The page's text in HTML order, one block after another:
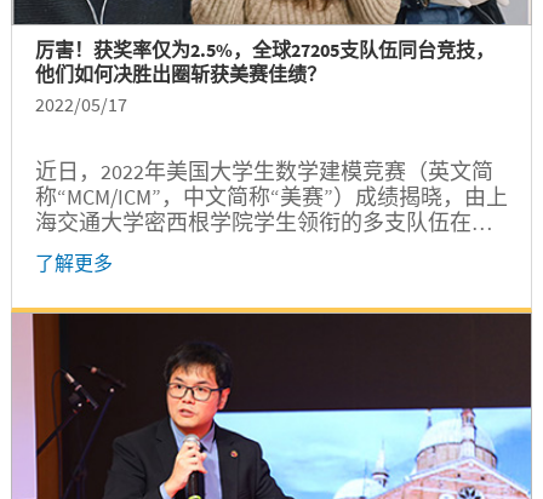
厉害！获奖率仅为2.5%，全球27205支队伍同台竞技，
他们如何决胜出圈斩获美赛佳绩？
2022/05/17
近日，2022年美国大学生数学建模竞赛（英文简
称“MCM/ICM”，中文简称“美赛”）成绩揭晓，由上
海交通大学密西根学院学生领衔的多支队伍在这
场全球22个国家和地区的27205支队伍参与的竞争
中脱颖而出，赢取多个奖项。其中，由密西根学
Winners）。继上周（5月11日）的赛事报道之
后，我们特地对获奖团队进行专访，深入了解他
们参加美赛的亲身体验和获奖心得。 团队成员介
绍...
了解更多